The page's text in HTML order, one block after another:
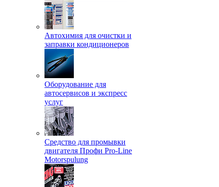
Автохимия для очистки и
заправки кондиционеров
Оборудование для
автосервисов и экспресс
услуг
Средство для промывки
двигателя Профи Pro-Line
Motorspulung